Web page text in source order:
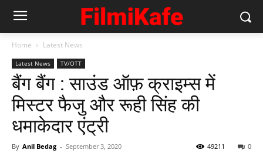
Home Latest News
Latest News TV/OTT
बैंग बैंग : साउंड ऑफ़ क्राइम्स में
मिस्‍टर फैजु और रूही सिंह की
धमाकेदार एंट्री
By Anil Bedag - September 3, 2020 0
49211